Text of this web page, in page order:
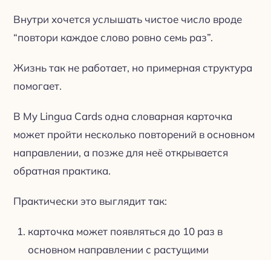
Внутри хочется услышать чистое число вроде
“повтори каждое слово ровно семь раз”.
Жизнь так не работает, но примерная структура
помогает.
В My Lingua Cards одна словарная карточка
может пройти несколько повторений в основном
направлении, а позже для неё открывается
обратная практика.
Практически это выглядит так:
карточка может появляться до 10 раз в
основном направлении с растущими